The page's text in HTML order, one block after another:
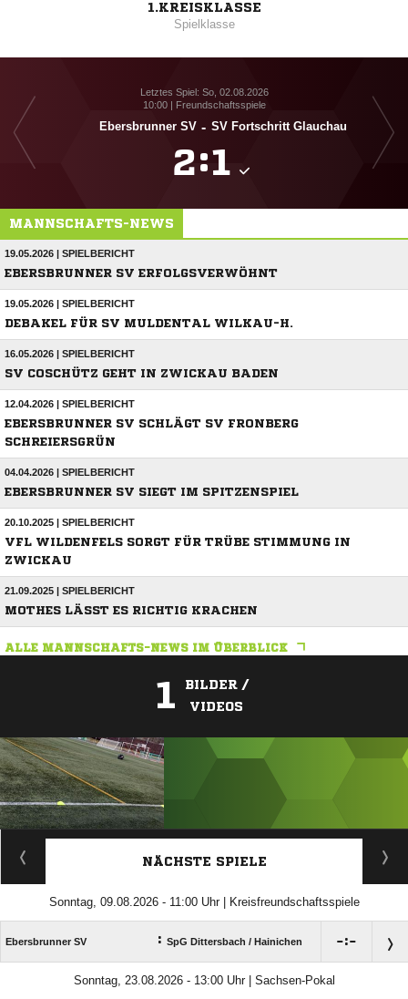
1.KREISKLASSE
Spielklasse
Letztes Spiel: So, 02.08.2026
10:00 | Freundschaftsspiele
Ebersbrunner SV - SV Fortschritt Glauchau
:
MANNSCHAFTS-NEWS
19.05.2026 | SPIELBERICHT
EBERSBRUNNER SV ERFOLGSVERWÖHNT
19.05.2026 | SPIELBERICHT
DEBAKEL FÜR SV MULDENTAL WILKAU-H.
16.05.2026 | SPIELBERICHT
SV COSCHÜTZ GEHT IN ZWICKAU BADEN
12.04.2026 | SPIELBERICHT
EBERSBRUNNER SV SCHLÄGT SV FRONBERG
SCHREIERSGRÜN
04.04.2026 | SPIELBERICHT
EBERSBRUNNER SV SIEGT IM SPITZENSPIEL
20.10.2025 | SPIELBERICHT
VFL WILDENFELS SORGT FÜR TRÜBE STIMMUNG IN
ZWICKAU
21.09.2025 | SPIELBERICHT
MOTHES LÄSST ES RICHTIG KRACHEN
ALLE MANNSCHAFTS-NEWS IM ÜBERBLICK
1
BILDER /
VIDEOS
ANZEIGE
NÄCHSTE SPIELE
Sonntag, 09.08.2026 - 11:00 Uhr | Kreisfreundschaftsspiele
Ebersbrunner SV : SpG Dittersbach /​ Hainichen :
Sonntag, 23.08.2026 - 13:00 Uhr | Sachsen-Pokal